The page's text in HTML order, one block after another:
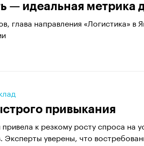
— идеальная метрика
глава направления «Логистика» в
привыкания
к резкому росту спроса на
Эксперты уверены, что